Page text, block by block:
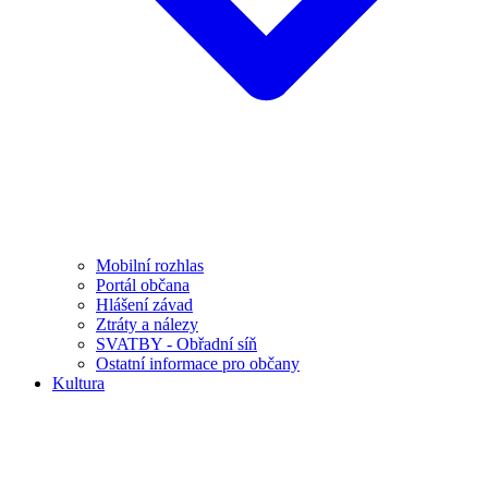
Mobilní rozhlas
Portál občana
Hlášení závad
Ztráty a nálezy
SVATBY - Obřadní síň
Ostatní informace pro občany
Kultura